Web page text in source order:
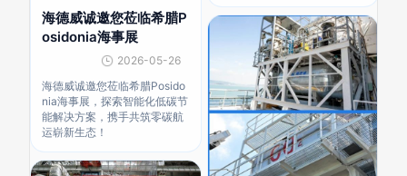
海德威诚邀您莅临希腊P
osidonia海事展
2026-05-26
海德威诚邀您莅临希腊Posido
nia海事展，探索智能化低碳节
能解决方案，携手共筑零碳航
运崭新生态！